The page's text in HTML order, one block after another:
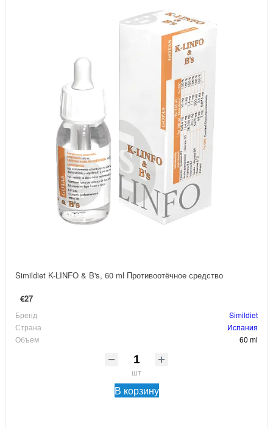
Simildiet K-LINFO & B's, 60 ml Противоотёчное средство
€27
Бренд
Simildiet
Страна
Испания
Объем
60 ml
шт
В корзину